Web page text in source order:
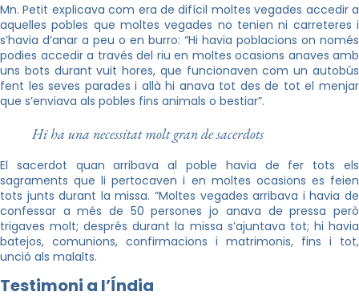
Mn. Petit explicava com era de difícil moltes vegades accedir a
aquelles pobles que moltes vegades no tenien ni carreteres i
s’havia d’anar a peu o en burro: “Hi havia poblacions on només
podies accedir a través del riu en moltes ocasions anaves amb
uns bots durant vuit hores, que funcionaven com un autobús
fent les seves parades i allà hi anava tot des de tot el menjar
que s’enviava als pobles fins animals o bestiar”.
Hi ha una necessitat molt gran de sacerdots
El sacerdot quan arribava al poble havia de fer tots els
sagraments que li pertocaven i en moltes ocasions es feien
tots junts durant la missa. “Moltes vegades arribava i havia de
confessar a més de 50 persones jo anava de pressa però
trigaves molt; després durant la missa s’ajuntava tot; hi havia
batejos, comunions, confirmacions i matrimonis, fins i tot,
unció als malalts.
Testimoni a l’Índia